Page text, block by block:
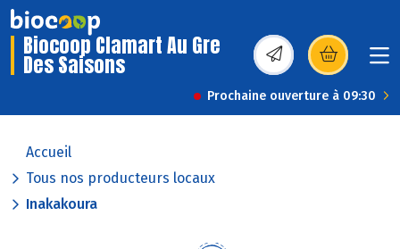
Biocoop Clamart Au Gre
Des Saisons (s’ouvre dans une
Prochaine ouverture à 09:30
Accueil
Tous nos producteurs locaux
Inakakoura